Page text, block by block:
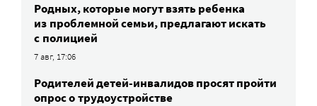
Родных, которые могут взять ребенка
из проблемной семьи, предлагают искать
с полицией
7 авг, 17:06
Родителей детей-инвалидов просят пройти
опрос о трудоустройстве